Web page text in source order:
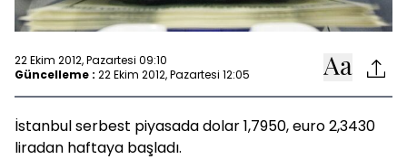
22 Ekim 2012, Pazartesi 09:10
Güncelleme : 22 Ekim 2012, Pazartesi 12:05
İstanbul serbest piyasada dolar 1,7950, euro 2,3430
liradan haftaya başladı.